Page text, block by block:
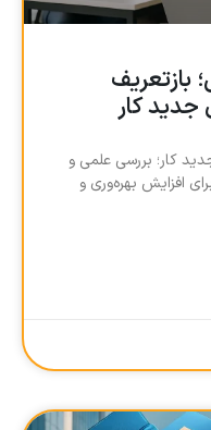
بازتعریف
جدید کار
کار؛ بررسی علمی و
افزایش بهره‌وری و